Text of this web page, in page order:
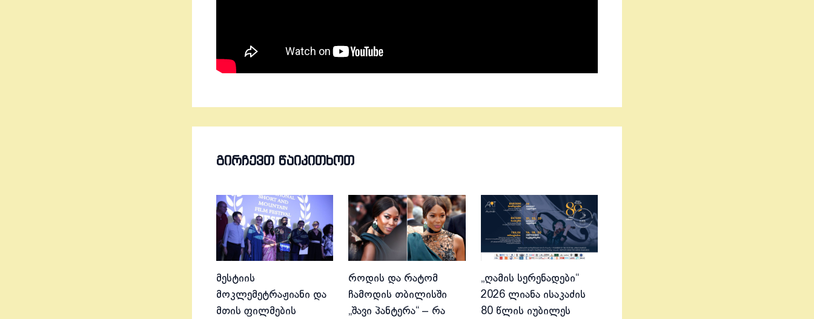
ᲒᲘᲠᲩᲔᲕᲗ ᲬᲐᲘᲙᲘᲗᲮᲝᲗ
მესტიის
მოკლემეტრაჟიანი და
მთის ფილმების
როდის და რატომ
ჩამოდის თბილისში
„შავი პანტერა“ – რა
„ღამის სერენადები“
2026 ლიანა ისაკაძის
80 წლის იუბილეს